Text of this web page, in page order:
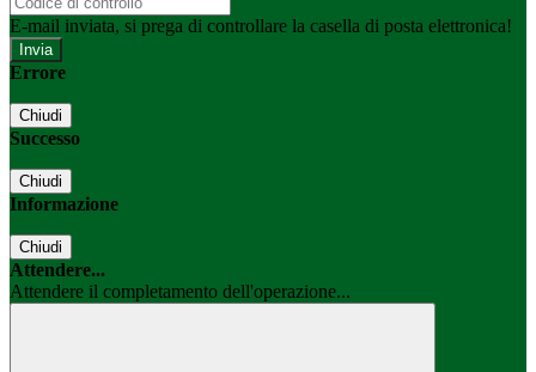
E-mail inviata, si prega di controllare la casella di posta elettronica!
Errore
Chiudi
Successo
Chiudi
Informazione
Chiudi
Attendere...
Attendere il completamento dell'operazione...